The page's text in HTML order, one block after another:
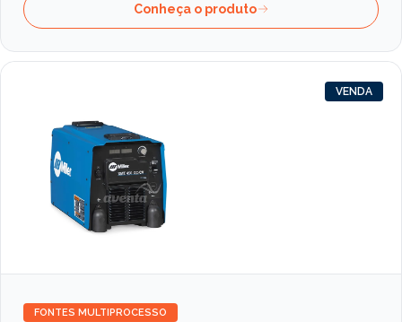
Conheça o produto
VENDA
FONTES MULTIPROCESSO